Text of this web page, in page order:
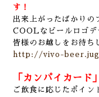
す！
出来上がったばかりの
COOLなビールロゴデ
皆様のお越しをお待
http://vivo-
「カンパイカード
ご飲食に応じたポイン